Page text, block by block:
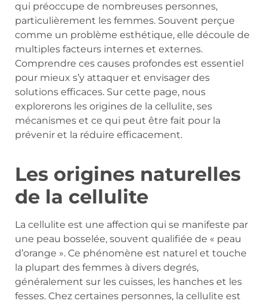
qui préoccupe de nombreuses personnes,
particulièrement les femmes. Souvent perçue
comme un problème esthétique, elle découle de
multiples facteurs internes et externes.
Comprendre ces causes profondes est essentiel
pour mieux s’y attaquer et envisager des
solutions efficaces. Sur cette page, nous
explorerons les origines de la cellulite, ses
mécanismes et ce qui peut être fait pour la
prévenir et la réduire efficacement.
Les origines naturelles
de la cellulite
La cellulite est une affection qui se manifeste par
une peau bosselée, souvent qualifiée de « peau
d’orange ». Ce phénomène est naturel et touche
la plupart des femmes à divers degrés,
généralement sur les cuisses, les hanches et les
fesses. Chez certaines personnes, la cellulite est